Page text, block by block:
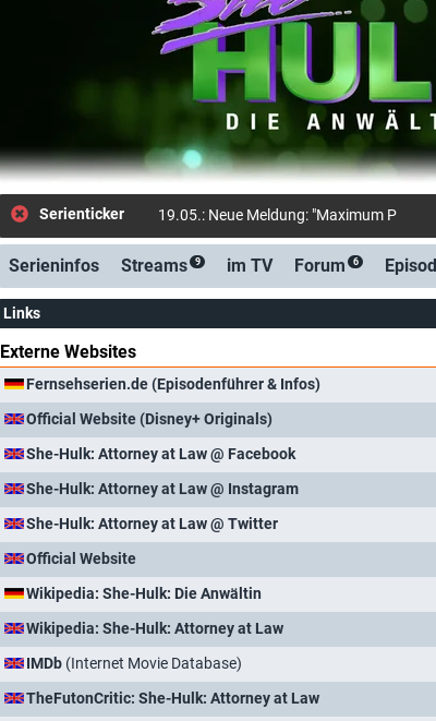
Serienticker 19.05.: Neue Meldung: "Maximum
Serieninfos Streams 9 im TV Forum 6
Links
Externe Websites
Fernsehserien.de (Episodenführer & Infos)
Official Website (Disney+ Originals)
She-Hulk: Attorney at Law @ Facebook
She-Hulk: Attorney at Law @ Instagram
She-Hulk: Attorney at Law @ Twitter
Official Website
Wikipedia: She-Hulk: Die Anwältin
Wikipedia: She-Hulk: Attorney at Law
IMDb (Internet Movie Database)
TheFutonCritic: She-Hulk: Attorney at Law